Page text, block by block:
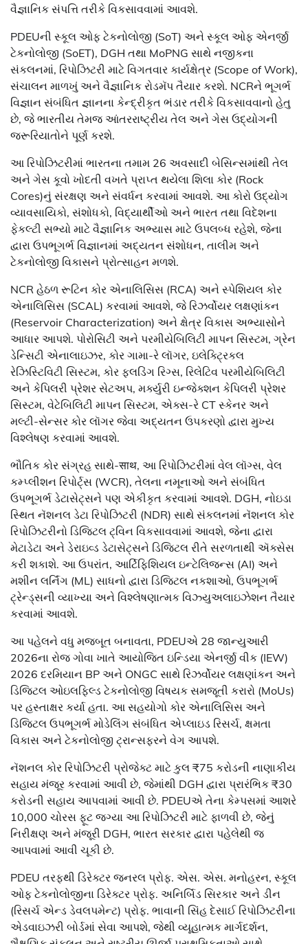
વૈજ્ઞાનિક સંપત્તિ તરીકે વિકસાવવામાં આવશે.
PDEUની સ્કૂલ ઓફ ટેકનોલોજી (SoT) અને સ્કૂલ ઓફ એનર્જી
ટેકનોલોજી (SoET), DGH તથા MoPNG સાથે નજીકના
સંકલનમાં, રિપોઝિટરી માટે વિગતવાર કાર્યક્ષેત્ર (Scope of Work),
સંચાલન માળખું અને વૈજ્ઞાનિક રોડમૅપ તૈયાર કરશે. NCRને ભૂગર્ભ
વિજ્ઞાન સંબંધિત જ્ઞાનના કેન્દ્રીકૃત ભંડાર તરીકે વિકસાવવાનો હેતુ
છે, જે ભારતીય તેમજ આંતરરાષ્ટ્રીય તેલ અને ગેસ ઉદ્યોગની
જરૂરિયાતોને પૂર્ણ કરશે.
આ રિપોઝિટરીમાં ભારતના તમામ 26 અવસાદી બેસિન્સમાંથી તેલ
અને ગેસ કૂવો ખોદતી વખતે પ્રાપ્ત થયેલા શિલા કોર (Rock
Cores)નું સંરક્ષણ અને સંવર્ધન કરવામાં આવશે. આ કોરો ઉદ્યોગ
વ્યાવસાયિકો, સંશોધકો, વિદ્યાર્થીઓ અને ભારત તથા વિદેશના
ફેકલ્ટી સભ્યો માટે વૈજ્ઞાનિક અભ્યાસ માટે ઉપલબ્ધ રહેશે, જેના
દ્વારા ઉપભૂગર્ભ વિજ્ઞાનમાં અદ્યતન સંશોધન, તાલીમ અને
ટેકનોલોજી વિકાસને પ્રોત્સાહન મળશે.
NCR હેઠળ રૂટિન કોર એનાલિસિસ (RCA) અને સ્પેશિયલ કોર
એનાલિસિસ (SCAL) કરવામાં આવશે, જે રિઝર્વોયર લક્ષણાંકન
(Reservoir Characterization) અને ક્ષેત્ર વિકાસ અભ્યાસોને
આધાર આપશે. પોરોસિટી અને પરમીયેબિલિટી માપન સિસ્ટમ, ગ્રેન
ડેન્સિટી એનાલાઇઝર, કોર ગામા-રે લૉગર, ઇલેક્ટ્રિકલ
રેઝિસ્ટિવિટી સિસ્ટમ, કોર ફ્લડિંગ રિગ્સ, રિલેટિવ પરમીયેબિલિટી
અને કેપિલરી પ્રેશર સેટઅપ, મર્ક્યુરી ઇન્જેક્શન કેપિલરી પ્રેશર
સિસ્ટમ, વેટેબિલિટી માપન સિસ્ટમ, એક્સ-રે CT સ્કેનર અને
મલ્ટી-સેન્સર કોર લૉગર જેવા અદ્યતન ઉપકરણો દ્વારા મુખ્ય
વિશ્લેષણ કરવામાં આવશે.
ભૌતિક કોર સંગ્રહ સાથે-साथ, આ રિપોઝિટરીમાં વેલ લૉગ્સ, વેલ
કમ્પ્લીશન રિપોર્ટ્સ (WCR), તેલના નમૂનાઓ અને સંબંધિત
ઉપભૂગર્ભ ડેટાસેટ્સને પણ એકીકૃત કરવામાં આવશે. DGH, નોઇડા
સ્થિત નૅશનલ ડેટા રિપોઝિટરી (NDR) સાથે સંકલનમાં નૅશનલ કોર
રિપોઝિટરીનો ડિજિટલ ટ્વિન વિકસાવવામાં આવશે, જેના દ્વારા
મેટાડેટા અને ડેરાઇવ્ડ ડેટાસેટ્સને ડિજિટલ રીતે સરળતાથી ઍક્સેસ
કરી શકાશે. આ ઉપરાંત, આર્ટિફિશિયલ ઇન્ટેલિજન્સ (AI) અને
મશીન લર્નિંગ (ML) સાધનો દ્વારા ડિજિટલ નકશાઓ, ઉપભૂગર્ભ
ટ્રેન્ડ્સની વ્યાખ્યા અને વિશ્લેષણાત્મક વિઝ્યુઅલાઇઝેશન તૈયાર
કરવામાં આવશે.
આ પહેલને વધુ મજબૂત બનાવતા, PDEUએ 28 જાન્યુઆરી
2026ના રોજ ગોવા ખાતે આયોજિત ઇન્ડિયા એનર્જી વીક (IEW)
2026 દરમિયાન BP અને ONGC સાથે રિઝર્વોયર લક્ષણાંકન અને
ડિજિટલ ઓઇલફિલ્ડ ટેકનોલોજી વિષયક સમજૂતી કરારો (MoUs)
પર હસ્તાક્ષર કર્યા હતા. આ સહયોગો કોર એનાલિસિસ અને
ડિજિટલ ઉપભૂગર્ભ મોડેલિંગ સંબંધિત એપ્લાઇડ રિસર્ચ, ક્ષમતા
વિકાસ અને ટેકનોલોજી ટ્રાન્સફરને વેગ આપશે.
નૅશનલ કોર રિપોઝિટરી પ્રોજેક્ટ માટે કુલ ₹75 કરોડની નાણાકીય
સહાય મંજૂર કરવામાં આવી છે, જેમાંથી DGH દ્વારા પ્રારંભિક ₹30
કરોડની સહાય આપવામાં આવી છે. PDEUએ તેના કેમ્પસમાં આશરે
10,000 ચોરસ ફૂટ જગ્યા આ રિપોઝિટરી માટે ફાળવી છે, જેનું
નિરીક્ષણ અને મંજૂરી DGH, ભારત સરકાર દ્વારા પહેલેથી જ
આપવામાં આવી ચૂકી છે.
PDEU તરફથી ડિરેક્ટર જનરલ પ્રોફ. એસ. એસ. મનોહરન, સ્કૂલ
ઓફ ટેકનોલોજીના ડિરેક્ટર પ્રોફ. અનિર્બિડ સિરકાર અને ડીન
(રિસર્ચ એન્ડ ડેવલપમેન્ટ) પ્રોફ. ભાવાની સિંહ દેસાઈ રિપોઝિટરીના
એડવાઇઝરી બોર્ડમાં સેવા આપશે, જેથી વ્યૂહાત્મક માર્ગદર્શન,